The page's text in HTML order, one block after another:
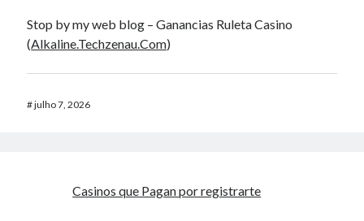
Stop by my web blog – Ganancias Ruleta Casino
(Alkaline.Techzenau.Com)
#julho 7, 2026
Casinos que Pagan por registrarte